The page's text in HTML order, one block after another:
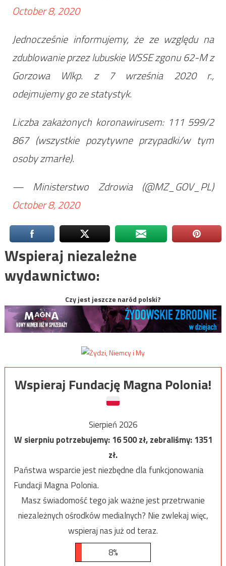
October 8, 2020
Jednocześnie informujemy, że ze względu na
zdublowanie przez lubuskie WSSE zgonu 62-M z
Gorzowa Wlkp. z 7 września 2020 r.,
odejmujemy go ze statystyk.
Liczba zakażonych koronawirusem: 111 599/2
867 (wszystkie pozytywne przypadki/w tym
osoby zmarłe).
— Ministerstwo Zdrowia (@MZ_GOV_PL)
October 8, 2020
Wspieraj niezależne
wydawnictwo:
Czy jest jeszcze naród polski?
Wspieraj Fundację Magna Polonia!
Sierpień 2026
W sierpniu potrzebujemy:16 500zł, zebraliśmy:1351
zł.
Państwa wsparcie jest niezbędne dla funkcjonowania
Fundacji Magna Polonia.
Masz świadomość tego jak ważne jest przetrwanie
niezależnych ośrodków medialnych? Nie zwlekaj więc,
wspieraj nas już od teraz.
8%